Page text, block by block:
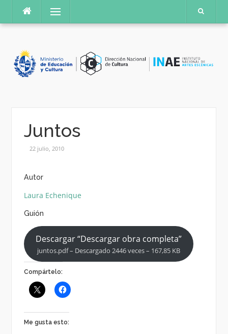
contenido
Menú
Juntos
22 julio, 2010
Autor
Laura Echenique
Guión
Descargar “Descargar obra completa”
juntos.pdf – Descargado 2446 veces – 167,85 KB
Compártelo:
Me gusta esto: